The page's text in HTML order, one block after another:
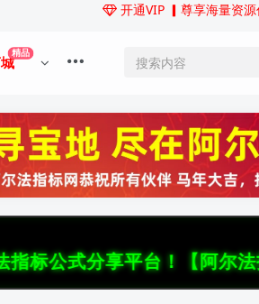
开通VIP ▎尊享海量资
精品
台！【阿尔法指标网
。